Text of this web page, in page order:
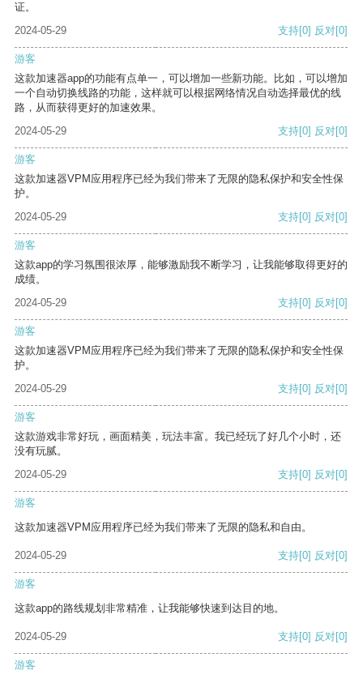
证。
2024-05-29
支持[0] 反对[0]
游客
这款加速器app的功能有点单一，可以增加一些新功能。比如，可以增加
一个自动切换线路的功能，这样就可以根据网络情况自动选择最优的线
路，从而获得更好的加速效果。
2024-05-29
支持[0] 反对[0]
游客
这款加速器VPM应用程序已经为我们带来了无限的隐私保护和安全性保
护。
2024-05-29
支持[0] 反对[0]
游客
这款app的学习氛围很浓厚，能够激励我不断学习，让我能够取得更好的
成绩。
2024-05-29
支持[0] 反对[0]
游客
这款加速器VPM应用程序已经为我们带来了无限的隐私保护和安全性保
护。
2024-05-29
支持[0] 反对[0]
游客
这款游戏非常好玩，画面精美，玩法丰富。我已经玩了好几个小时，还
没有玩腻。
2024-05-29
支持[0] 反对[0]
游客
这款加速器VPM应用程序已经为我们带来了无限的隐私和自由。
2024-05-29 支持[0] 反对[0]
游客
这款app的路线规划非常精准，让我能够快速到达目的地。
2024-05-29 支持[0] 反对[0]
游客